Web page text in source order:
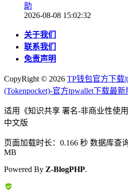
助
2026-08-08 15:02:32
关于我们
联系我们
免责声明
CopyRight © 2026 TP钱包官方下载
(Tokenpocket)-官方tpwallet下载最新
适用《知识共享 署名-非商业性使
中文版
页面加载时长：0.166 秒 数据库查
MB
Powered By Z-BlogPHP.